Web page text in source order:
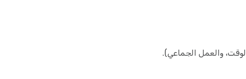
والعمل الجماعي).